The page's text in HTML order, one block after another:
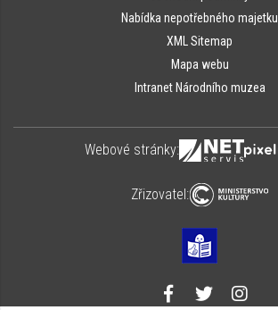
Nabídka nepotřebného majetku
XML Sitemap
Mapa webu
Intranet Národního muzea
Webové stránky:
Zřizovatel: